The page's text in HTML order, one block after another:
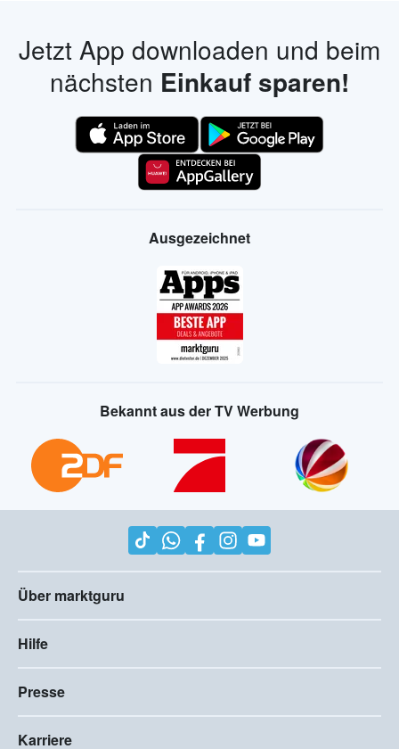
Jetzt App downloaden und beim
nächsten Einkauf sparen!
Ausgezeichnet
Bekannt aus der TV Werbung
Über marktguru
Hilfe
Presse
Karriere